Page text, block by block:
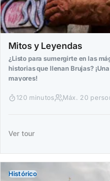
Mitos y Leyendas
¿Listo para sumergirte en las
historias que llenan Brujas?
mayores!
120 minutos Máx. 20
Ver tour
Histórico